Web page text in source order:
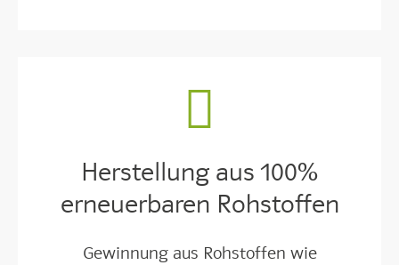
Herstellung aus 100%
erneuerbaren Rohstoffen
Gewinnung aus Rohstoffen wie